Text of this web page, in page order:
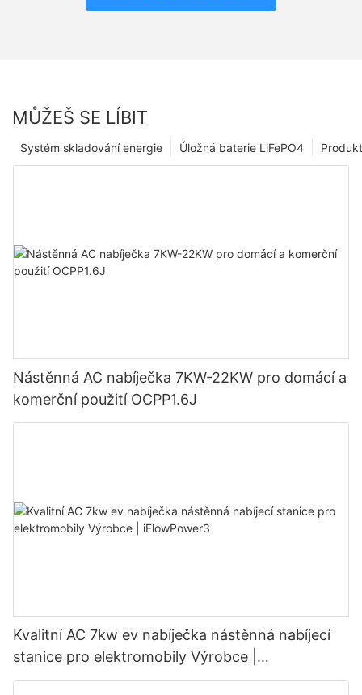
MŮŽEŠ SE LÍBIT
Úložná baterie LiFePO4
Systém skladování energie
Nástěnná AC nabíječka 7KW-22KW pro domácí a
komerční použití OCPP1.6J
Kvalitní AC 7kw ev nabíječka nástěnná nabíjecí
stanice pro elektromobily Výrobce |
iFlowPower3